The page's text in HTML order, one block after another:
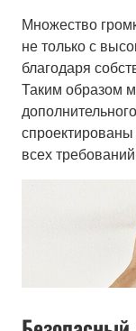
Множество
не только с
благодаря
Таким образом
всех